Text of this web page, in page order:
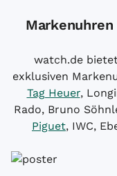
watch.de
exklusiven
Tag Heuer,
Rado, Bruno
Piguet, IWC,